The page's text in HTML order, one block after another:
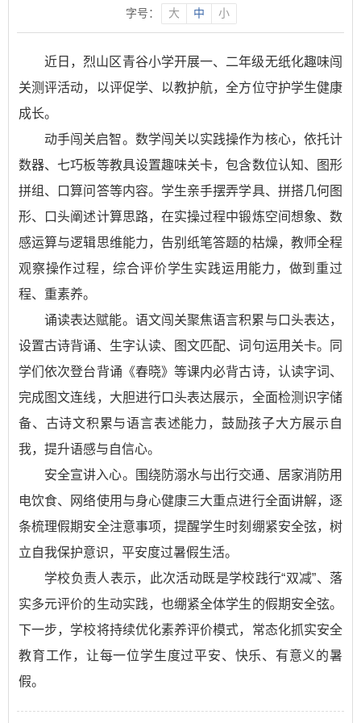
字号： 大 中 小
近日，烈山区青谷小学开展一、二年级无纸化趣味闯
关测评活动，以评促学、以教护航，全方位守护学生健康
成长。
动手闯关启智。数学闯关以实践操作为核心，依托计
数器、七巧板等教具设置趣味关卡，包含数位认知、图形
拼组、口算问答等内容。学生亲手摆弄学具、拼搭几何图
形、口头阐述计算思路，在实操过程中锻炼空间想象、数
感运算与逻辑思维能力，告别纸笔答题的枯燥，教师全程
观察操作过程，综合评价学生实践运用能力，做到重过
程、重素养。
诵读表达赋能。语文闯关聚焦语言积累与口头表达，
设置古诗背诵、生字认读、图文匹配、词句运用关卡。同
学们依次登台背诵《春晓》等课内必背古诗，认读字词、
完成图文连线，大胆进行口头表达展示，全面检测识字储
备、古诗文积累与语言表述能力，鼓励孩子大方展示自
我，提升语感与自信心。
安全宣讲入心。围绕防溺水与出行交通、居家消防用
电饮食、网络使用与身心健康三大重点进行全面讲解，逐
条梳理假期安全注意事项，提醒学生时刻绷紧安全弦，树
立自我保护意识，平安度过暑假生活。
学校负责人表示，此次活动既是学校践行“双减”、落
实多元评价的生动实践，也绷紧全体学生的假期安全弦。
下一步，学校将持续优化素养评价模式，常态化抓实安全
教育工作，让每一位学生度过平安、快乐、有意义的暑
假。